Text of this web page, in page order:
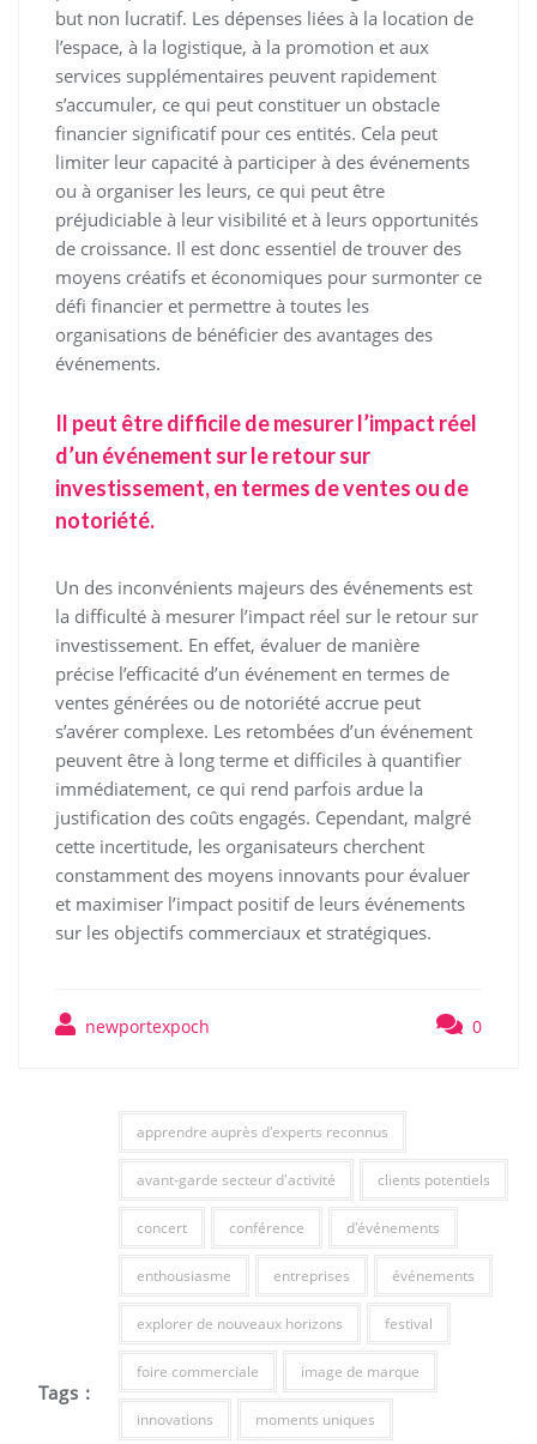
but non lucratif. Les dépenses liées à la location de
l’espace, à la logistique, à la promotion et aux
services supplémentaires peuvent rapidement
s’accumuler, ce qui peut constituer un obstacle
financier significatif pour ces entités. Cela peut
limiter leur capacité à participer à des événements
ou à organiser les leurs, ce qui peut être
préjudiciable à leur visibilité et à leurs opportunités
de croissance. Il est donc essentiel de trouver des
moyens créatifs et économiques pour surmonter ce
défi financier et permettre à toutes les
organisations de bénéficier des avantages des
événements.
Il peut être difficile de mesurer l’impact réel
d’un événement sur le retour sur
investissement, en termes de ventes ou de
notoriété.
Un des inconvénients majeurs des événements est
la difficulté à mesurer l’impact réel sur le retour sur
investissement. En effet, évaluer de manière
précise l’efficacité d’un événement en termes de
ventes générées ou de notoriété accrue peut
s’avérer complexe. Les retombées d’un événement
peuvent être à long terme et difficiles à quantifier
immédiatement, ce qui rend parfois ardue la
justification des coûts engagés. Cependant, malgré
cette incertitude, les organisateurs cherchent
constamment des moyens innovants pour évaluer
et maximiser l’impact positif de leurs événements
sur les objectifs commerciaux et stratégiques.
newportexpoch 0
Tags :
apprendre auprès d'experts reconnus
avant-garde secteur d'activité clients potentiels
concert conférence d'événements
enthousiasme entreprises événements
explorer de nouveaux horizons festival
foire commerciale image de marque
innovations moments uniques